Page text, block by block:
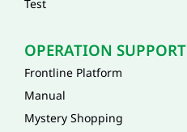
Test
OPERATION SUPPORT
Frontline Platform
Manual
Mystery Shopping